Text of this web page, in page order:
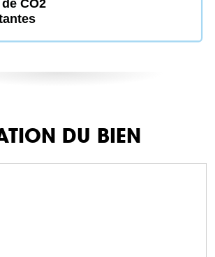
CO2
DU BIEN